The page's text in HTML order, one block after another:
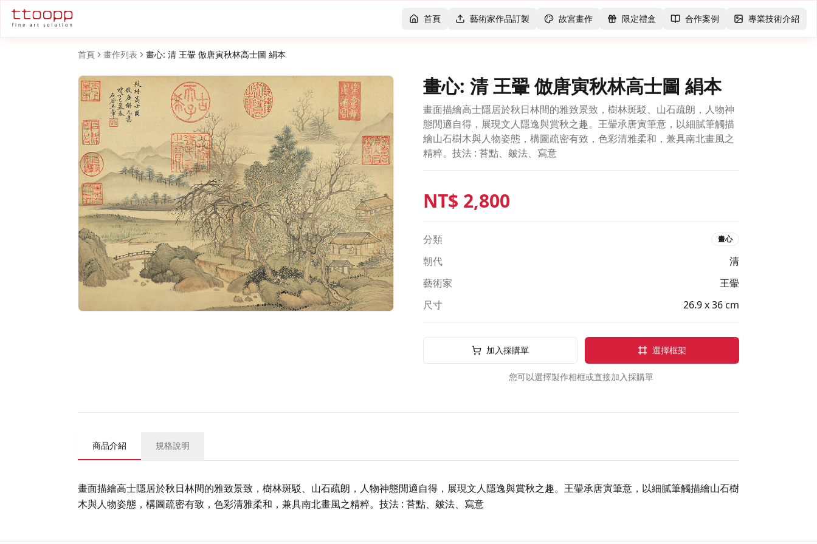
首頁 藝術家作品訂製 故宮畫作 限定禮盒 合作案例 專業技術介紹
首頁 畫作列表 畫心: 清 王翬 倣唐寅秋林高士圖 絹本
畫心: 清 王翬 倣唐寅秋林高士圖 絹本
畫面描繪高士隱居於秋日林間的雅致景致，樹林斑駁、山石疏朗，人物神
態閒適自得，展現文人隱逸與賞秋之趣。王翬承唐寅筆意，以細膩筆觸描
繪山石樹木與人物姿態，構圖疏密有致，色彩清雅柔和，兼具南北畫風之
精粹。技法 : 苔點、皴法、寫意
NT$ 2,800
分類 畫心
朝代
清
藝術家
王翬
尺寸
26.9 x 36 cm
加入採購單 選擇框架
您可以選擇製作相框或直接加入採購單
商品介紹 規格說明
畫面描繪高士隱居於秋日林間的雅致景致，樹林斑駁、山石疏朗，人物神態閒適自得，展現文人隱逸與賞秋之趣。王翬承唐寅筆意，以細膩筆觸描繪山石樹
木與人物姿態，構圖疏密有致，色彩清雅柔和，兼具南北畫風之精粹。技法 : 苔點、皴法、寫意